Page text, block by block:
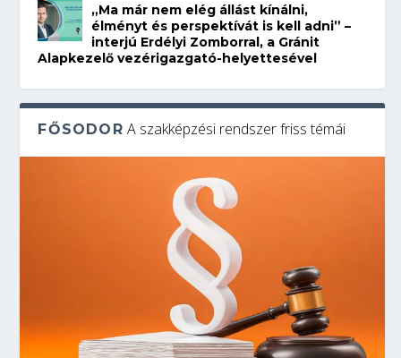
„Ma már nem elég állást kínálni,
élményt és perspektívát is kell adni” –
interjú Erdélyi Zomborral, a Gránit
Alapkezelő vezérigazgató-helyettesével
FŐSODOR A szakképzési rendszer friss témái